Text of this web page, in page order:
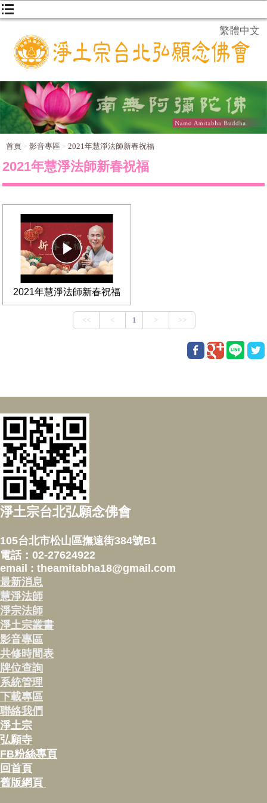
繁體中文
首頁 影音專區 2021年慧淨法師新春祝福
2021年慧淨法師新春祝福
2021年慧淨法師新春祝福
淨土宗台北弘願念佛會
105台北市松山區撫遠街384號B1
電話：02-27624922
email : theamitabha18@gmail.com
最新消息
慧淨法師
淨宗法師
淨土宗叢書
影音專區
共修時間表
牌位查詢
系統管理
下載專區
聯絡我們
淨土宗
弘願寺
FB粉絲專頁
回首頁
舊版網頁